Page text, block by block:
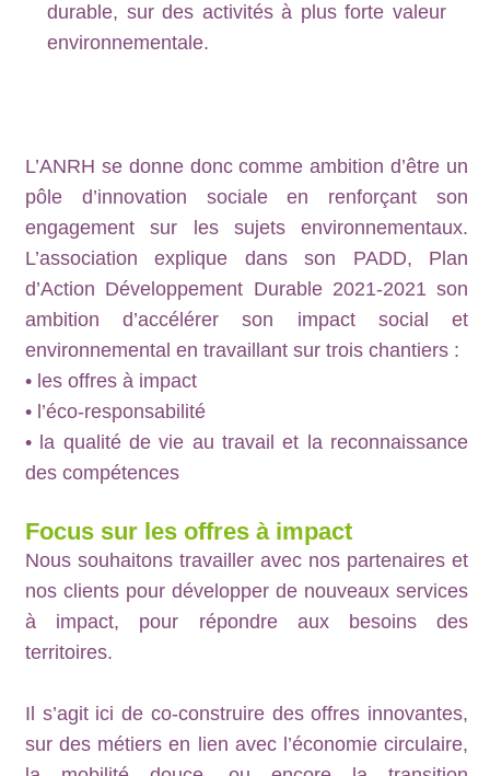
durable, sur des activités à plus forte valeur
environnementale.
L’ANRH se donne donc comme ambition d’être un
pôle d’innovation sociale en renforçant son
engagement sur les sujets environnementaux.
L’association explique dans son PADD, Plan
d’Action Développement Durable 2021-2021 son
ambition d’accélérer son impact social et
environnemental en travaillant sur trois chantiers :
• les offres à impact
• l’éco-responsabilité
• la qualité de vie au travail et la reconnaissance
des compétences
Focus sur les offres à impact
Nous souhaitons travailler avec nos partenaires et
nos clients pour développer de nouveaux services
à impact, pour répondre aux besoins des
territoires.
Il s’agit ici de co-construire des offres innovantes,
sur des métiers en lien avec l’économie circulaire,